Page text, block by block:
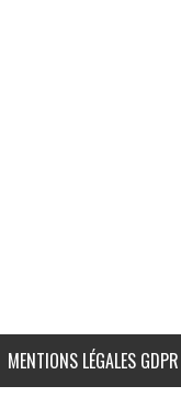
MENTIONS LÉGALES GDPR